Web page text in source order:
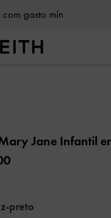
gasto mín
Jane Infantil
preto